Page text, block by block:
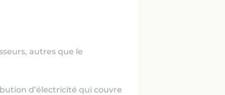
autres que le
d’électricité qui couvre